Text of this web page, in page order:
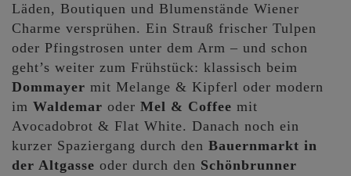
Läden, Boutiquen und Blumenstände Wiener
Charme versprühen. Ein Strauß frischer Tulpen
oder Pfingstrosen unter dem Arm – und schon
geht’s weiter zum Frühstück: klassisch beim
Dommayer mit Melange & Kipferl oder modern
im Waldemar oder Mel & Coffee mit
Avocadobrot & Flat White. Danach noch ein
kurzer Spaziergang durch den Bauernmarkt in
der Altgasse oder durch den Schönbrunner